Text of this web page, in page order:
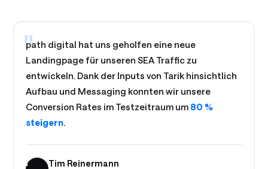
"
path digital hat uns geholfen eine neue
Landingpage für unseren SEA Traffic zu
entwickeln. Dank der Inputs von Tarik hinsichtlich
Aufbau und Messaging konnten wir unsere
Conversion Rates im Testzeitraum um 80 %
steigern.
Tim
Tim Reinermann